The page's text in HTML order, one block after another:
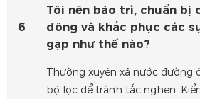
6
Tôi nên bảo trì, chuẩn bị
đông và khắc phục các
gặp như thế nào?
Thường xuyên xả nước đường
bộ lọc để tránh tắc nghẽn.